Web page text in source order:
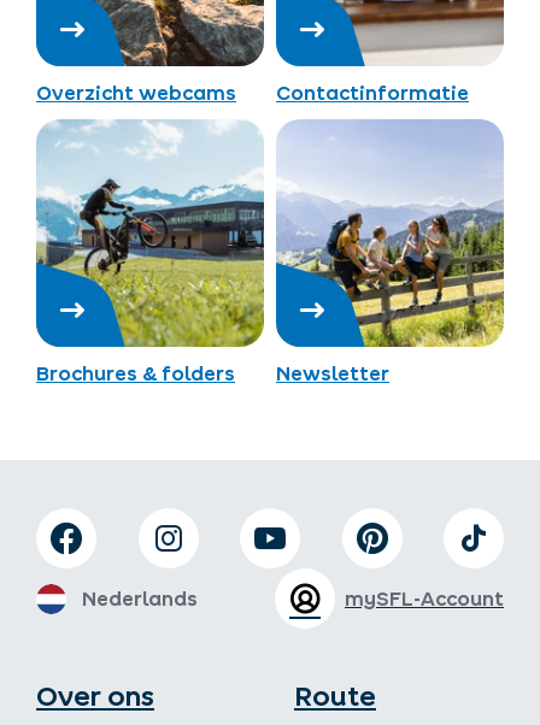
Overzicht webcams Contactinformatie
Brochures & folders Newsletter
Over ons Route
mySFL-Account
Nederlands